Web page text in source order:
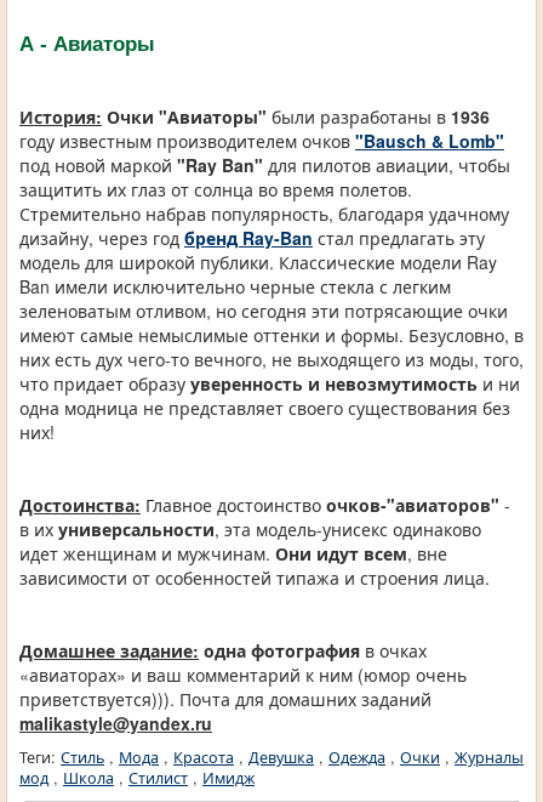
А - Авиаторы
История: Очки "Авиаторы" были разработаны в 1936
году известным производителем очков "Bausch & Lomb"
под новой маркой "Ray Ban" для пилотов авиации, чтобы
защитить их глаз от солнца во время полетов.
Стремительно набрав популярность, благодаря удачному
дизайну, через год бренд Ray-Ban стал предлагать эту
модель для широкой публики. Классические модели Ray
Ban имели исключительно черные стекла с легким
зеленоватым отливом, но сегодня эти потрясающие очки
имеют самые немыслимые оттенки и формы. Безусловно, в
них есть дух чего-то вечного, не выходящего из моды, того,
что придает образу уверенность и невозмутимость и ни
одна модница не представляет своего существования без
них!
Достоинства: Главное достоинство очков-"авиаторов" -
в их универсальности, эта модель-унисекс одинаково
идет женщинам и мужчинам. Они идут всем, вне
зависимости от особенностей типажа и строения лица.
Домашнее задание: одна фотография в очках
«авиаторах» и ваш комментарий к ним (юмор очень
приветствуется))). Почта для домашних заданий
malikastyle@yandex.ru
Теги: Стиль , Мода , Красота , Девушка , Одежда , Очки , Журналы
мод , Школа , Стилист , Имидж